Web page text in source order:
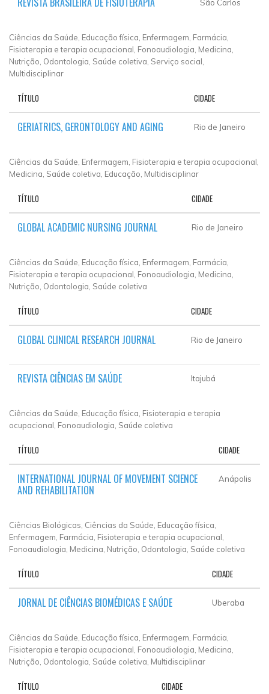
São Carlos
Ciências da Saúde, Educação física, Enfermagem, Farmácia,
Fisioterapia e terapia ocupacional, Fonoaudiologia, Medicina,
Nutrição, Odontologia, Saúde coletiva, Serviço social,
Multidisciplinar
TÍTULO CIDADE
GERIATRICS, GERONTOLOGY AND AGING Rio de Janeiro
Ciências da Saúde, Enfermagem, Fisioterapia e terapia ocupacional,
Medicina, Saúde coletiva, Educação, Multidisciplinar
TÍTULO CIDADE
GLOBAL ACADEMIC NURSING JOURNAL Rio de Janeiro
Ciências da Saúde, Educação física, Enfermagem, Farmácia,
Fisioterapia e terapia ocupacional, Fonoaudiologia, Medicina,
Nutrição, Odontologia, Saúde coletiva
TÍTULO CIDADE
GLOBAL CLINICAL RESEARCH JOURNAL Rio de Janeiro
REVISTA CIÊNCIAS EM SAÚDE Itajubá
Ciências da Saúde, Educação física, Fisioterapia e terapia
ocupacional, Fonoaudiologia, Saúde coletiva
TÍTULO CIDADE
INTERNATIONAL JOURNAL OF MOVEMENT SCIENCE
AND REHABILITATION
Anápolis
Ciências Biológicas, Ciências da Saúde, Educação física,
Enfermagem, Farmácia, Fisioterapia e terapia ocupacional,
Fonoaudiologia, Medicina, Nutrição, Odontologia, Saúde coletiva
TÍTULO CIDADE
JORNAL DE CIÊNCIAS BIOMÉDICAS E SAÚDE Uberaba
Ciências da Saúde, Educação física, Enfermagem, Farmácia,
Fisioterapia e terapia ocupacional, Fonoaudiologia, Medicina,
Nutrição, Odontologia, Saúde coletiva, Multidisciplinar
TÍTULO CIDADE